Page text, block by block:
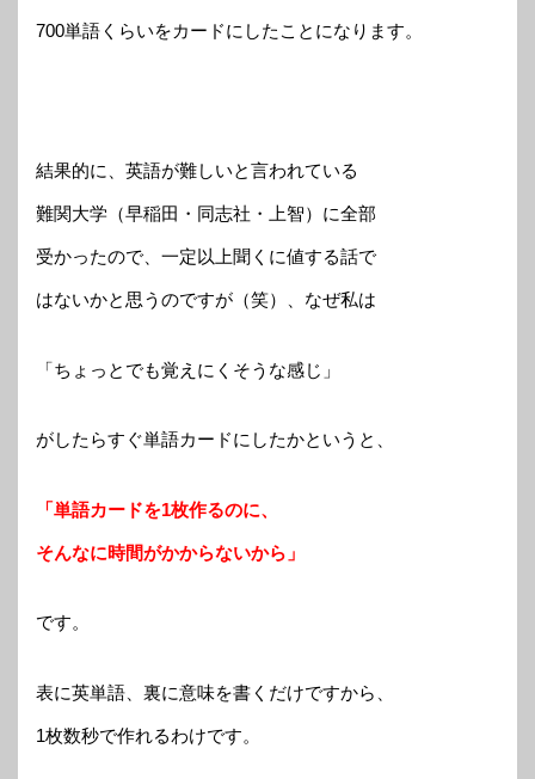
700単語くらいをカードにしたことになります。
結果的に、英語が難しいと言われている
難関大学（早稲田・同志社・上智）に全部
受かったので、一定以上聞くに値する話で
はないかと思うのですが（笑）、なぜ私は
「ちょっとでも覚えにくそうな感じ」
がしたらすぐ単語カードにしたかというと、
「単語カードを1枚作るのに、
そんなに時間がかからないから」
です。
表に英単語、裏に意味を書くだけですから、
1枚数秒で作れるわけです。